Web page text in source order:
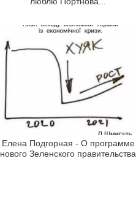
Елена Подгорная - О программе
нового Зеленского правительства